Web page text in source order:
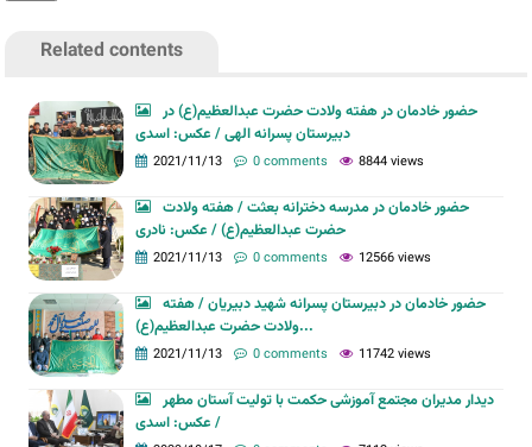
Related contents
حضور خادمان در هفته ولادت حضرت عبدالعظیم(ع) در
دبیرستان پسرانه الهی / عکس: اسدی
2021/11/13 0 comments 8844 views
حضور خادمان در مدرسه دخترانه بعثت / هفته ولادت
حضرت عبدالعظیم(ع) / عکس: نادری
2021/11/13 0 comments 12566 views
حضور خادمان در دبیرستان پسرانه شهید دبیریان / هفته
ولادت حضرت عبدالعظیم(ع)...
2021/11/13 0 comments 11742 views
دیدار مدیران مجتمع آموزشی حکمت با تولیت آستان مطهر
/ عکس: اسدی